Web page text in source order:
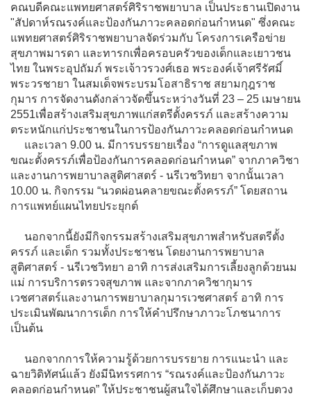
คณบดีคณะแพทยศาสตร์ศิริราชพยาบาล เป็นประธานเปิดงาน
"สัปดาห์รณรงค์และป้องกันภาวะคลอดก่อนกำหนด" ซึ่งคณะ
แพทยศาสตร์ศิริราชพยาบาลจัดร่วมกับ โครงการเครือข่าย
สุขภาพมารดา และทารกเพื่อครอบครัวของเด็กและเยาวชน
ไทย ในพระอุปถัมภ์ พระเจ้าวรวงศ์เธอ พระองค์เจ้าศรีรัศมิ์
พระวรชายา ในสมเด็จพระบรมโอสาธิราช สยามกุฎราช
กุมาร การจัดงานดังกล่าวจัดขึ้นระหว่างวันที่ 23 – 25 เมษายน
2551เพื่อสร้างเสริมสุขภาพแก่สตรีตั้งครรภ์ และสร้างความ
ตระหนักแก่ประชาชนในการป้องกันภาวะคลอดก่อนกำหนด
และเวลา 9.00 น. มีการบรรยายเรื่อง “การดูแลสุขภาพ
ขณะตั้งครรภ์เพื่อป้องกันการคลอดก่อนกำหนด” จากภาควิชา
และงานการพยาบาลสูติศาสตร์ - นรีเวชวิทยา จากนั้นเวลา
10.00 น. กิจกรรม “นวดผ่อนคลายขณะตั้งครรภ์” โดยสถาน
การแพทย์แผนไทยประยุกต์
นอกจากนี้ยังมีกิจกรรมสร้างเสริมสุขภาพสำหรับสตรีตั้ง
ครรภ์ และเด็ก รวมทั้งประชาชน โดยงานการพยาบาล
สูติศาสตร์ - นรีเวชวิทยา อาทิ การส่งเสริมการเลี้ยงลูกด้วยนม
แม่ การบริการตรวจสุขภาพ และจากภาควิชากุมาร
เวชศาสตร์และงานการพยาบาลกุมารเวชศาสตร์ อาทิ การ
ประเมินพัฒนาการเด็ก การให้คำปรึกษาภาวะโภชนาการ
เป็นต้น
นอกจากการให้ความรู้ด้วยการบรรยาย การแนะนำ และ
ฉายวิดิทัศน์แล้ว ยังมีนิทรรศการ “รณรงค์และป้องกันภาวะ
คลอดก่อนกำหนด” ให้ประชาชนผู้สนใจได้ศึกษาและเก็บตวง